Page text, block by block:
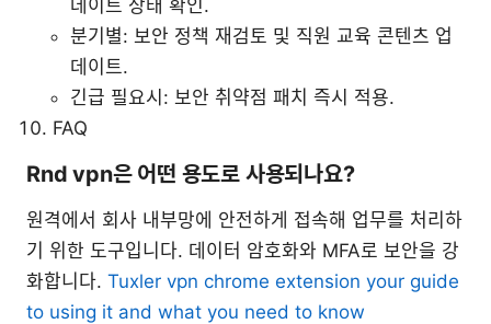
데이트 상태 확인.
분기별: 보안 정책 재검토 및 직원 교육 콘텐츠 업
데이트.
긴급 필요시: 보안 취약점 패치 즉시 적용.
FAQ
Rnd vpn은 어떤 용도로 사용되나요?
원격에서 회사 내부망에 안전하게 접속해 업무를 처리하
기 위한 도구입니다. 데이터 암호화와 MFA로 보안을 강
화합니다. Tuxler vpn chrome extension your guide
to using it and what you need to know